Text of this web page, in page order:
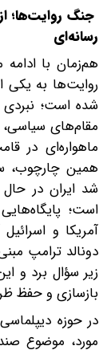
جنگ روایت‌ها؛
رسانه‌ای
هم‌زمان با
روایت‌ها به یکی
شده است؛ نبردی
مقام‌های سیاسی،
ماهواره‌ای در
همین چارچوب،
شد ایران در
است؛
آمریکا و
دونالد ترامپ
زیر سؤال برد و
بازسازی و حفظ
در حوزه